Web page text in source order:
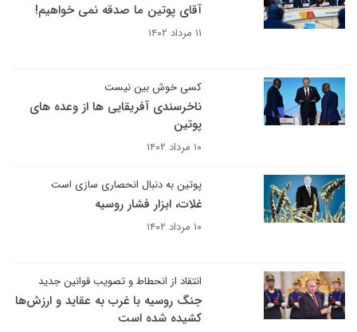
آقای پوتین ما صدقه نمی خواهیم!
۱۱ مرداد ۱۴۰۲
کسی خوش بین نیست
ناخرسندی آفریقایی ها از وعده های
پوتین
۱۰ مرداد ۱۴۰۲
پوتین به دنبال انحصاری سازی است
غلات، ابزار فشار روسیه
۱۰ مرداد ۱۴۰۲
انتقاد از انحطاط و تصویب قوانین جدید
جنگ روسیه با غرب به عقاید و ارزش‌ها
کشیده شده است